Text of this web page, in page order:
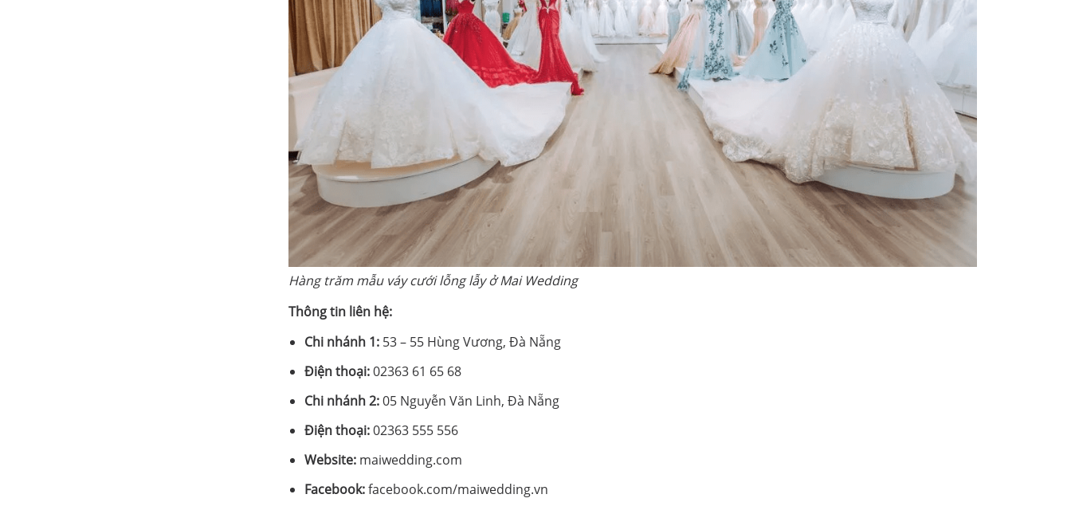
Hàng trăm mẫu váy cưới lỗng lẫy ở Mai Wedding
Thông tin liên hệ:
Chi nhánh 1: 53 – 55 Hùng Vương, Đà Nẵng
Điện thoại:02363 61 65 68
Chi nhánh 2:05 Nguyễn Văn Linh, Đà Nẵng
Điện thoại:02363 555 556
Website: maiwedding.com
Facebook:facebook.com/maiwedding.vn